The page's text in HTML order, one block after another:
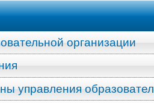
организации
управления